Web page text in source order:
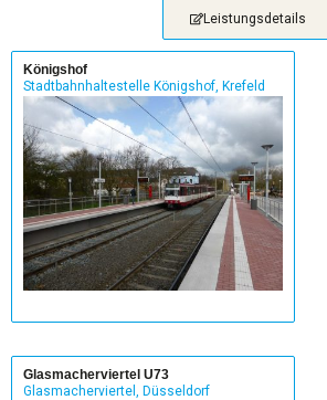
Leistungsdetails
Königshof
Stadtbahnhaltestelle Königshof, Krefeld
Glasmacherviertel U73
Glasmacherviertel, Düsseldorf